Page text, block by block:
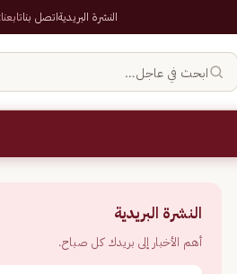
النشرة البريديةاتصل بناتابعنا:
ابحث في عاجل…
النشرة البريدية
أهم الأخبار إلى بريدك كل صباح.